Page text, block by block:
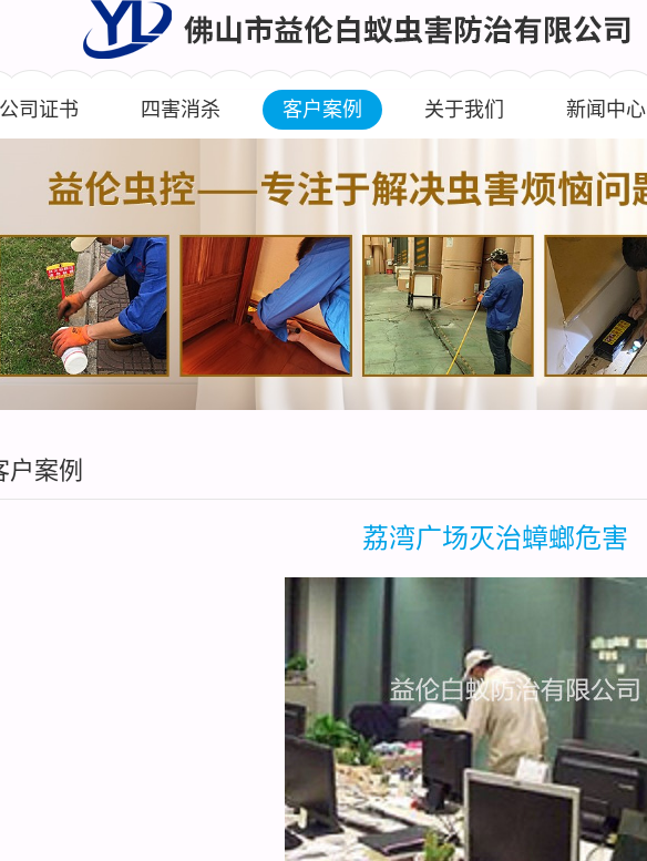
公司证书 四害消杀 客户案例 关于我们 新闻中心
户案例
荔湾广场灭治蟑螂危害